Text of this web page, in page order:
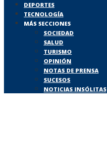
DEPORTES
TECNOLOGÍA
MÁS SECCIONES
SOCIEDAD
SALUD
TURISMO
OPINIÓN
NOTAS DE PRENSA
SUCESOS
NOTICIAS INSÓLITAS